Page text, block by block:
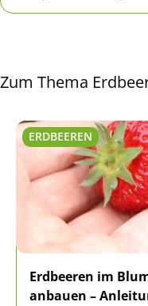
hohe Erträge in den
Zum Thema
ERDBEEREN
Erdbeeren im
anbauen –